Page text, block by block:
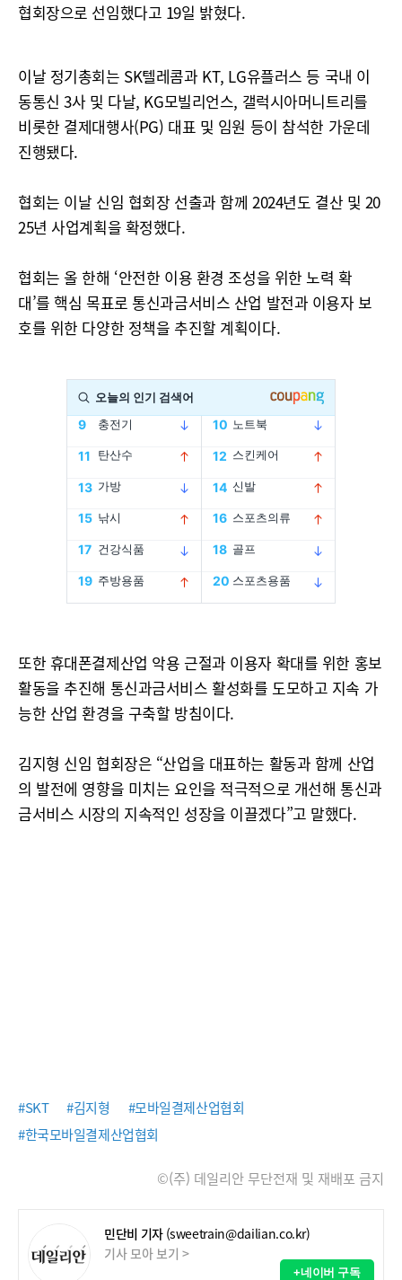
협회장으로 선임했다고 19일 밝혔다.
이날 정기총회는 SK텔레콤과 KT, LG유플러스 등 국내 이
동통신 3사 및 다날, KG모빌리언스, 갤럭시아머니트리를
비롯한 결제대행사(PG) 대표 및 임원 등이 참석한 가운데
진행됐다.
협회는 이날 신임 협회장 선출과 함께 2024년도 결산 및 20
25년 사업계획을 확정했다.
협회는 올 한해 ‘안전한 이용 환경 조성을 위한 노력 확
대’를 핵심 목표로 통신과금서비스 산업 발전과 이용자 보
호를 위한 다양한 정책을 추진할 계획이다.
또한 휴대폰결제산업 악용 근절과 이용자 확대를 위한 홍보
활동을 추진해 통신과금서비스 활성화를 도모하고 지속 가
능한 산업 환경을 구축할 방침이다.
김지형 신임 협회장은 “산업을 대표하는 활동과 함께 산업
의 발전에 영향을 미치는 요인을 적극적으로 개선해 통신과
금서비스 시장의 지속적인 성장을 이끌겠다”고 말했다.
#SKT #김지형
#모바일결제산업협회
#한국모바일결제산업협회
©(주) 데일리안 무단전재 및 재배포 금지
민단비 기자 (sweetrain@dailian.co.kr)
기사 모아 보기 >
+네이버 구독